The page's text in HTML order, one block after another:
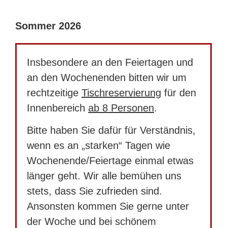
Sommer 2026
Insbesondere an den Feiertagen und
an den Wochenenden bitten wir um
rechtzeitige Tisch­reservierung für den
Innenbereich ab 8 Personen.
Bitte haben Sie dafür für Verständnis,
wenn es an „starken“ Tagen wie
Wochenende/Feiertage einmal etwas
länger geht. Wir alle bemühen uns
stets, dass Sie zufrieden sind.
Ansonsten kommen Sie gerne unter
der Woche und bei schönem